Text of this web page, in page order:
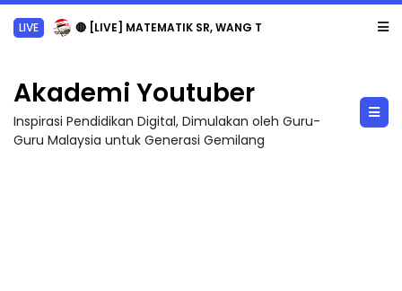
LIVE 🔴 [LIVE] MATEMATIK SR, WANG TAHUN 6 OLEH CIKGU ANITA #ALLINONE #141 #...
Akademi Youtuber
Inspirasi Pendidikan Digital, Dimulakan oleh Guru-
Guru Malaysia untuk Generasi Gemilang